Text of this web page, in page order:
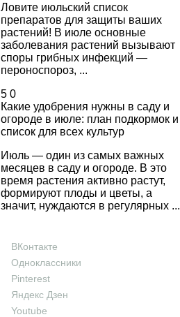
Ловите июльский список
препаратов для защиты ваших
растений! В июле основные
заболевания растений вызывают
споры грибных инфекций —
пероноспороз, ...
5 0
Какие удобрения нужны в саду и
огороде в июле: план подкормок и
список для всех культур
Июль — один из самых важных
месяцев в саду и огороде. В это
время растения активно растут,
формируют плоды и цветы, а
значит, нуждаются в регулярных ...
ВКонтакте
Одноклассники
Pinterest
Яндекс Дзен
Youtube